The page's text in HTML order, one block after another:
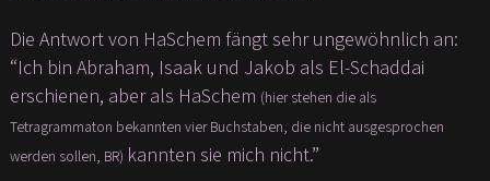
Die Antwort von HaSchem fängt sehr ungewöhnlich an:
“Ich bin Abraham, Isaak und Jakob als El-Schaddai
erschienen, aber als HaSchem (hier stehen die als
Tetragrammaton bekannten vier Buchstaben, die nicht ausgesprochen
werden sollen, BR) kannten sie mich nicht.”